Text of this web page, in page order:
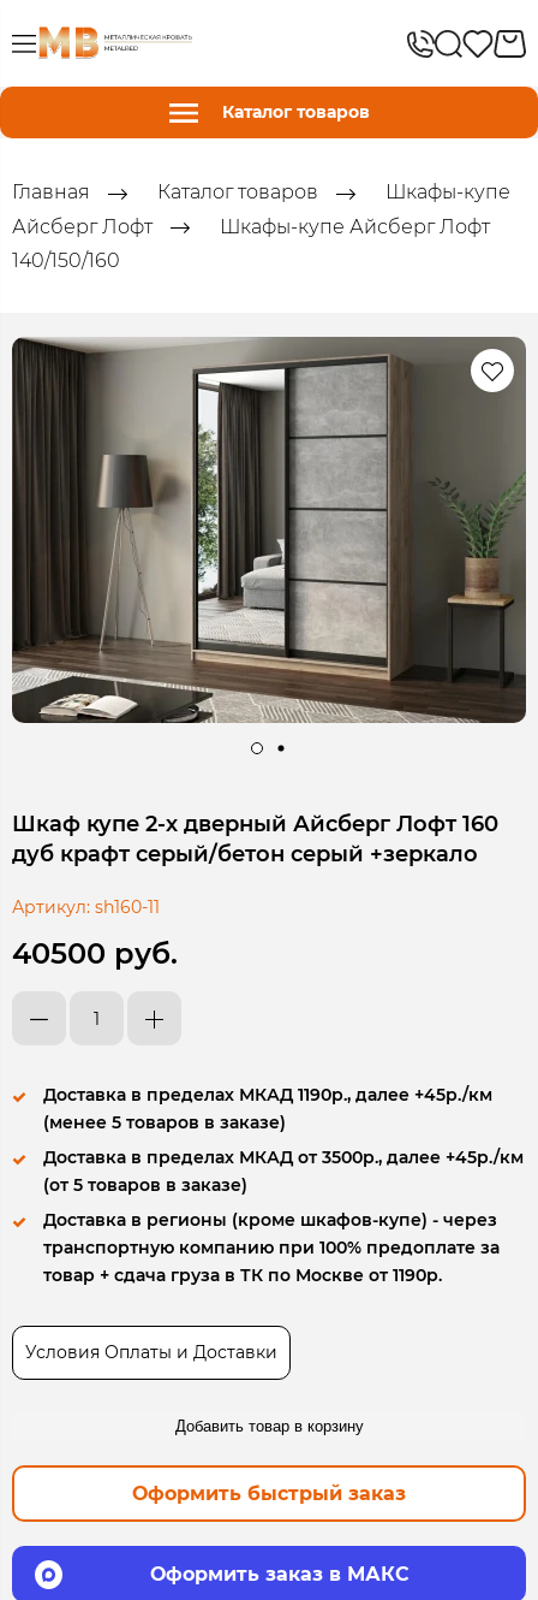
Каталог товаров
Главная Каталог товаров
Шкафы-купе
Айсберг Лофт
Шкафы-купе Айсберг Лофт
140/150/160
Шкаф купе 2-х дверный Айсберг Лофт 160
дуб крафт серый/бетон серый +зеркало
Артикул: sh160-11
40500 руб.
Доставка в пределах МКАД 1190р., далее +45р./км
(менее 5 товаров в заказе)
Доставка в пределах МКАД от 3500р., далее +45р./км
(от 5 товаров в заказе)
Доставка в регионы (кроме шкафов-купе) - через
транспортную компанию при 100% предоплате за
товар + сдача груза в ТК по Москве от 1190р.
Условия Оплаты и Доставки
Добавить товар в корзину
Оформить быстрый заказ
Оформить заказ в МАКС